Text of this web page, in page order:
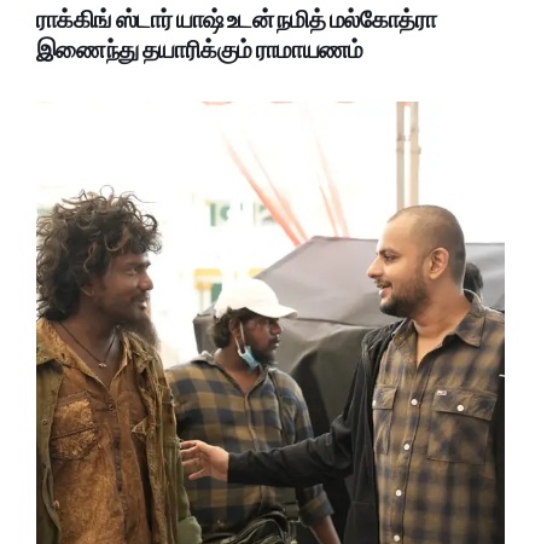
ராக்கிங் ஸ்டார் யாஷ் உடன் நமித் மல்கோத்ரா
இணைந்து தயாரிக்கும் ராமாயணம்